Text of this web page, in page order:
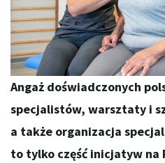
Angaż doświadczonych
specjalistów, warsztaty i
a także organizacja
to tylko część inicjatyw na